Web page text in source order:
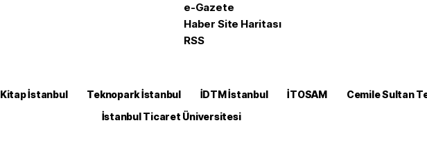
e-Gazete
Haber Site Haritası
RSS
Kitap İstanbul Teknopark İstanbul İDTM İstanbul İTOSAM Cemile Sultan
İstanbul Ticaret Üniversitesi